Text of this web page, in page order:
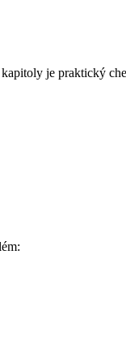
je praktický